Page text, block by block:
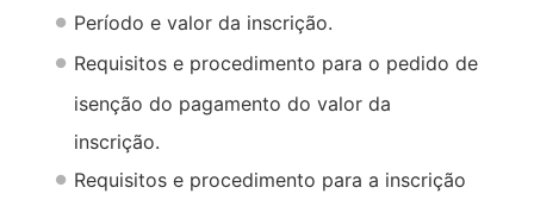
Período e valor da inscrição.
Requisitos e procedimento para o pedido de
isenção do pagamento do valor da
inscrição.
Requisitos e procedimento para a inscrição